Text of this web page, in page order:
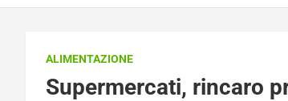
ALIMENTAZIONE
Supermercati, rincaro